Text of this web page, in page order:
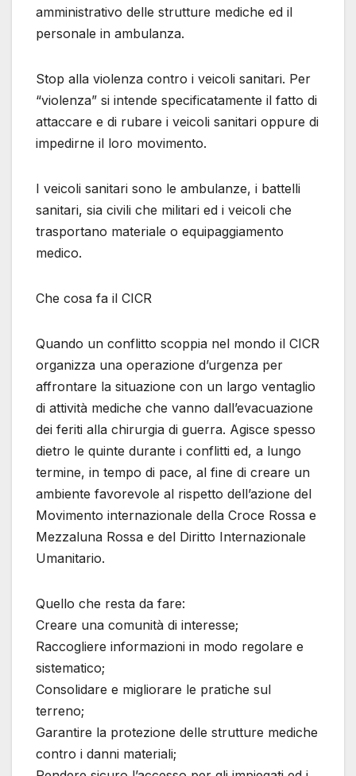
amministrativo delle strutture mediche ed il
personale in ambulanza.
Stop alla violenza contro i veicoli sanitari. Per
“violenza” si intende specificatamente il fatto di
attaccare e di rubare i veicoli sanitari oppure di
impedirne il loro movimento.
I veicoli sanitari sono le ambulanze, i battelli
sanitari, sia civili che militari ed i veicoli che
trasportano materiale o equipaggiamento
medico.
Che cosa fa il CICR
Quando un conflitto scoppia nel mondo il CICR
organizza una operazione d’urgenza per
affrontare la situazione con un largo ventaglio
di attività mediche che vanno dall’evacuazione
dei feriti alla chirurgia di guerra. Agisce spesso
dietro le quinte durante i conflitti ed, a lungo
termine, in tempo di pace, al fine di creare un
ambiente favorevole al rispetto dell’azione del
Movimento internazionale della Croce Rossa e
Mezzaluna Rossa e del Diritto Internazionale
Umanitario.
Quello che resta da fare:
Creare una comunità di interesse;
Raccogliere informazioni in modo regolare e
sistematico;
Consolidare e migliorare le pratiche sul
terreno;
Garantire la protezione delle strutture mediche
contro i danni materiali;